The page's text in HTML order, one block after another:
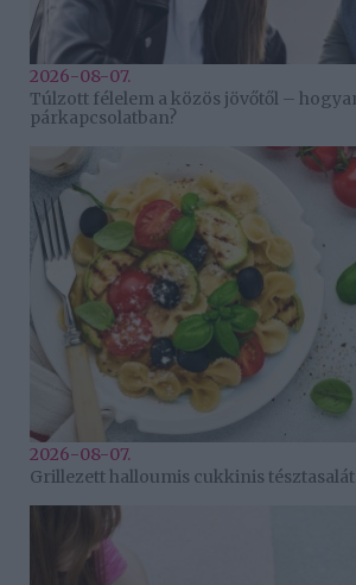
2026-08-07.
Túlzott félelem a közös jövőtől –
párkapcsolatban?
2026-08-07.
Grillezett halloumis cukkinis